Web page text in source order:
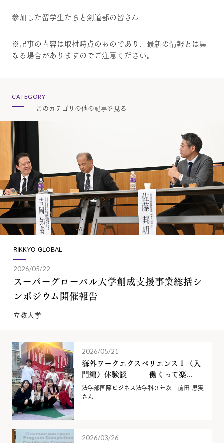
参加した留学生たちと剣道部の皆さん
※記事の内容は取材時点のものであり、最新の情報とは異
なる場合がありますのでご注意ください。
CATEGORY
このカテゴリの他の記事を見る
RIKKYO GLOBAL
2026/05/22
スーパーグローバル大学創成支援事業総括シ
ンポジウム開催報告
立教大学
2026/05/21
海外ワークエクスペリエンス１（入
門編）体験談——「働くって楽...
法学部国際ビジネス法学科３年次 前田 思実
さん
2026/03/26